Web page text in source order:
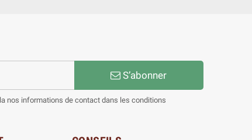
S’abonner
nos informations de contact dans les conditions